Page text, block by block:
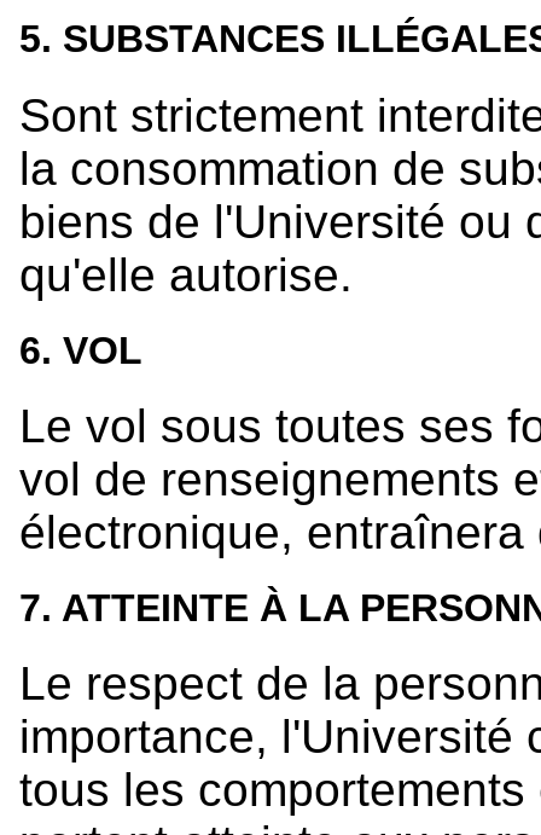
5. SUBSTANCES
Sont strictement
la consommation de
biens de l'Université ou
qu'elle autorise.
6. VOL
Le vol sous toutes ses
vol de renseignements
électronique,
7. ATTEINTE À LA
Le respect de la
importance, l'Université
tous les